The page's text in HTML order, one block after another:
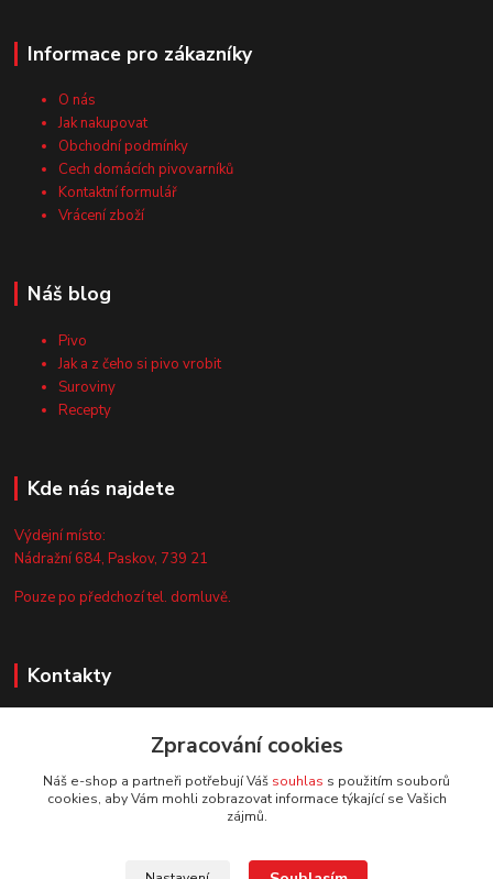
Informace pro zákazníky
O nás
Jak nakupovat
Obchodní podmínky
Cech domácích pivovarníků
Kontaktní formulář
Vrácení zboží
Náš blog
Pivo
Jak a z čeho si pivo vrobit
Suroviny
Recepty
Kde nás najdete
Výdejní místo:
Nádražní 684, Paskov, 739 21
Pouze po předchozí tel. domluvě.
Kontakty
+420 735 044 675
info@vyrobtesipivo.cz
Zpracování cookies
Náš e-shop a partneři potřebují Váš souhlas s použitím souborů
cookies, aby Vám mohli zobrazovat informace týkající se Vašich
zájmů.